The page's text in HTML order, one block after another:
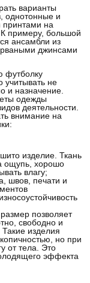
варианты
однотонные и
принтами на
примеру, большой
ансамбли из
джинсами
футболку
учитывать не
и назначение.
одежды
деятельности.
внимание на
изделие. Ткань
ощупь, хорошо
влагу;
швов, печати и
позволяет
свободно и
изделия
но при
от тела. Это
эффекта